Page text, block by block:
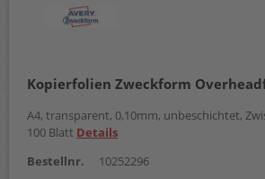
Kopierfolien Zweckform
A4, transparent, 0,10mm, unbeschichtet,
100 Blatt Details
Bestellnr.
10252296